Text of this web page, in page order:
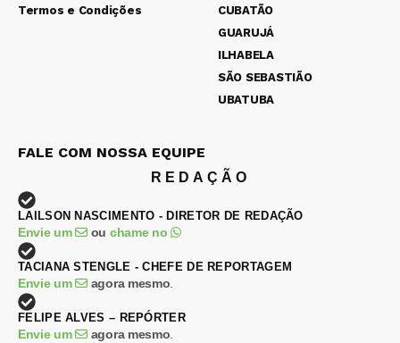
Termos e Condições
CUBATÃO
GUARUJÁ
ILHABELA
SÃO SEBASTIÃO
UBATUBA
FALE COM NOSSA EQUIPE
REDAÇÃO
LAILSON NASCIMENTO - DIRETOR DE REDAÇÃO
Envie um ou chame no
TACIANA STENGLE - CHEFE DE REPORTAGEM
Envie um agora mesmo
FELIPE ALVES – REPÓRTER
Envie um agora mesmo